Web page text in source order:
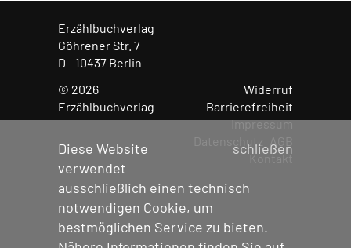
Erzählbuchverlag
Göhrener Str. 7
D - 10437 Berlin
© 2026
Erzählbuchverlag
Widerruf
Barrierefreiheit
Impressum
Datenschutz
AGB
Kontakt
schließen
Diese Website
verwendet
ausschließlich einen technisch
notwendigen Cookie, um
bestmöglichen Service zu bieten.